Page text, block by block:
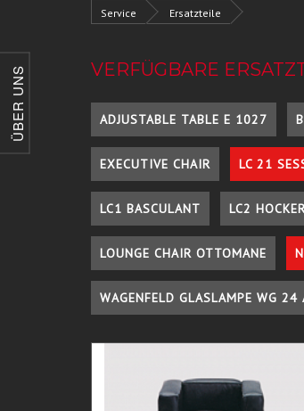
ÜBER UNS
Service Ersatzteile
VERFÜGBARE
ADJUSTABLE TABLE E 1027
EXECUTIVE CHAIR LC 21
LC1 BASCULANT LC2
LOUNGE CHAIR OTTOMANE
WAGENFELD GLASLAMPE WG 24